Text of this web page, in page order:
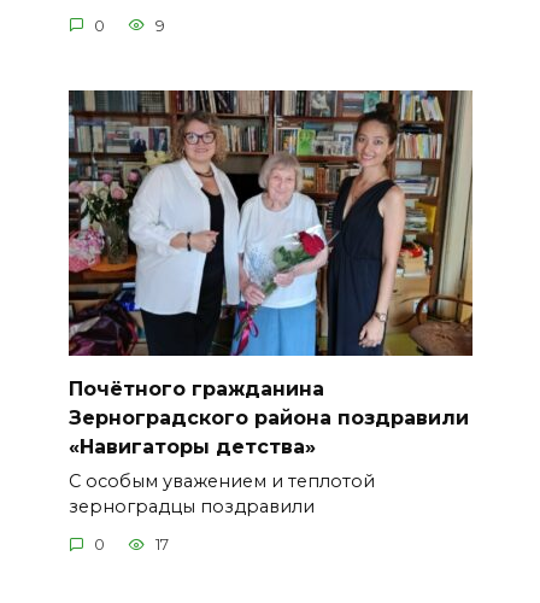
0 9
Почётного гражданина
Зерноградского района поздравили
«Навигаторы детства»
С особым уважением и теплотой
зерноградцы поздравили
0 17